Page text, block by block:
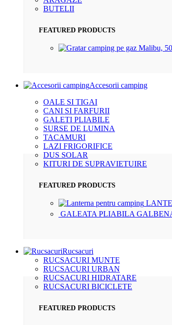
BUTELII
FEATURED PRODUCTS
Accesorii camping
OALE SI TIGAI
CANI SI FARFURII
GALETI PLIABILE
SURSE DE LUMINA
TACAMURI
LAZI FRIGORIFICE
DUS SOLAR
KITURI DE SUPRAVIETUIRE
FEATURED PRODUCTS
GALEATA PLIABILA
Rucsacuri
RUCSACURI MUNTE
RUCSACURI URBAN
RUCSACURI HIDRATARE
RUCSACURI BICICLETE
FEATURED PRODUCTS